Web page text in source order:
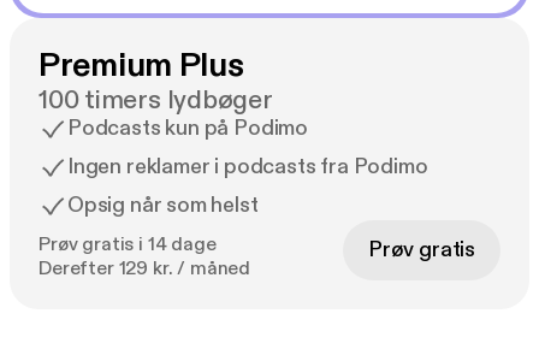
Premium Plus
100 timers lydbøger
Podcasts kun på Podimo
Ingen reklamer i podcasts fra Podimo
Opsig når som helst
Prøv gratis i 14 dage
Derefter 129 kr. / måned
Prøv gratis